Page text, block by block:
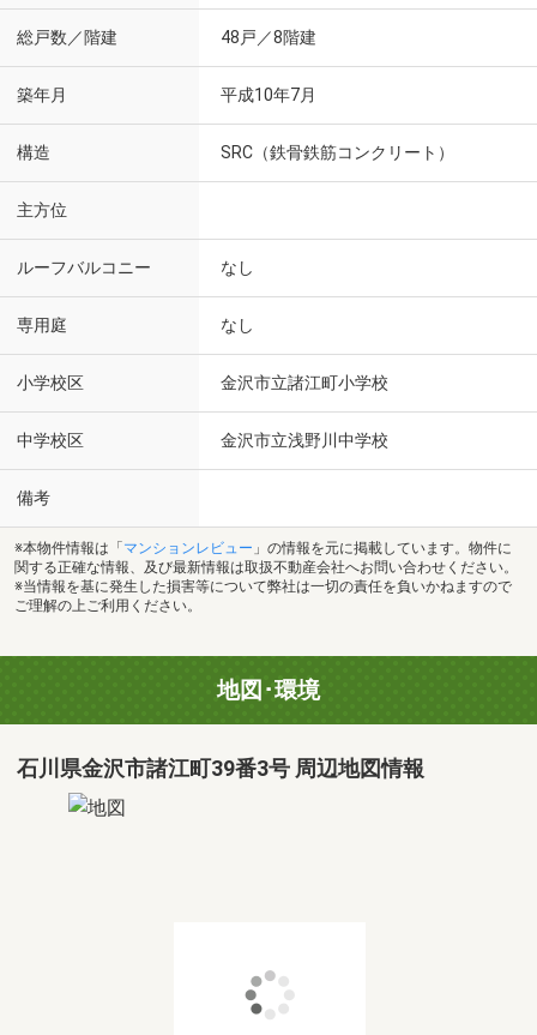
総戸数／階建 48戸／8階建
築年月 平成10年7月
構造 SRC（鉄骨鉄筋コンクリート）
主方位
ルーフバルコニー なし
専用庭 なし
小学校区 金沢市立諸江町小学校
中学校区 金沢市立浅野川中学校
備考
※本物件情報は「 マンションレビュー 」の情報を元に掲載しています。物件に
関する正確な情報、及び最新情報は取扱不動産会社へお問い合わせください。
※当情報を基に発生した損害等について弊社は一切の責任を負いかねますので
ご理解の上ご利用ください。
地図･環境
石川県金沢市諸江町39番3号 周辺地図情報